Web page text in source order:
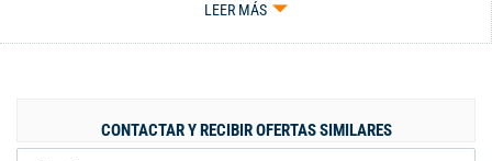
razones para inversión: precio competitivo en el mercado $
de alto crecimiento con nuevas parcelaciones y proyectos
campestres. infraestructura y servicios: relieve plano, terreno
LEER MÁS
CONTACTAR Y RECIBIR OFERTAS SIMILARES